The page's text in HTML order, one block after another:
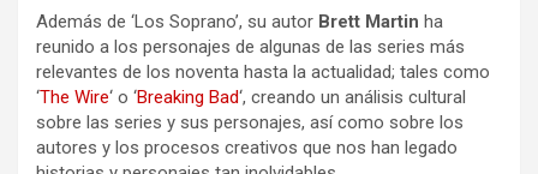
Además de ‘Los Soprano’, su autor Brett Martin ha
reunido a los personajes de algunas de las series más
relevantes de los noventa hasta la actualidad; tales como
‘The Wire‘ o ‘Breaking Bad‘, creando un análisis cultural
sobre las series y sus personajes, así como sobre los
autores y los procesos creativos que nos han legado